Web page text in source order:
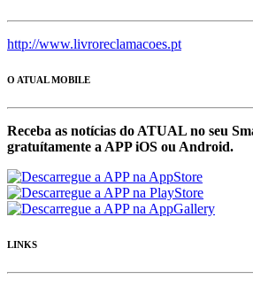
http://www.livroreclamacoes.pt
O ATUAL MOBILE
Receba as notícias do ATUAL no seu
gratuítamente a APP iOS ou Android.
LINKS